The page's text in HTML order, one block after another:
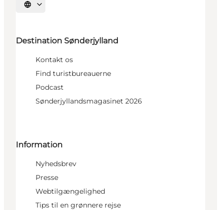
Vælg sprog
Destination Sønderjylland
Kontakt os
Find turistbureauerne
Podcast
Sønderjyllandsmagasinet 2026
Information
Nyhedsbrev
Presse
Webtilgængelighed
Tips til en grønnere rejse